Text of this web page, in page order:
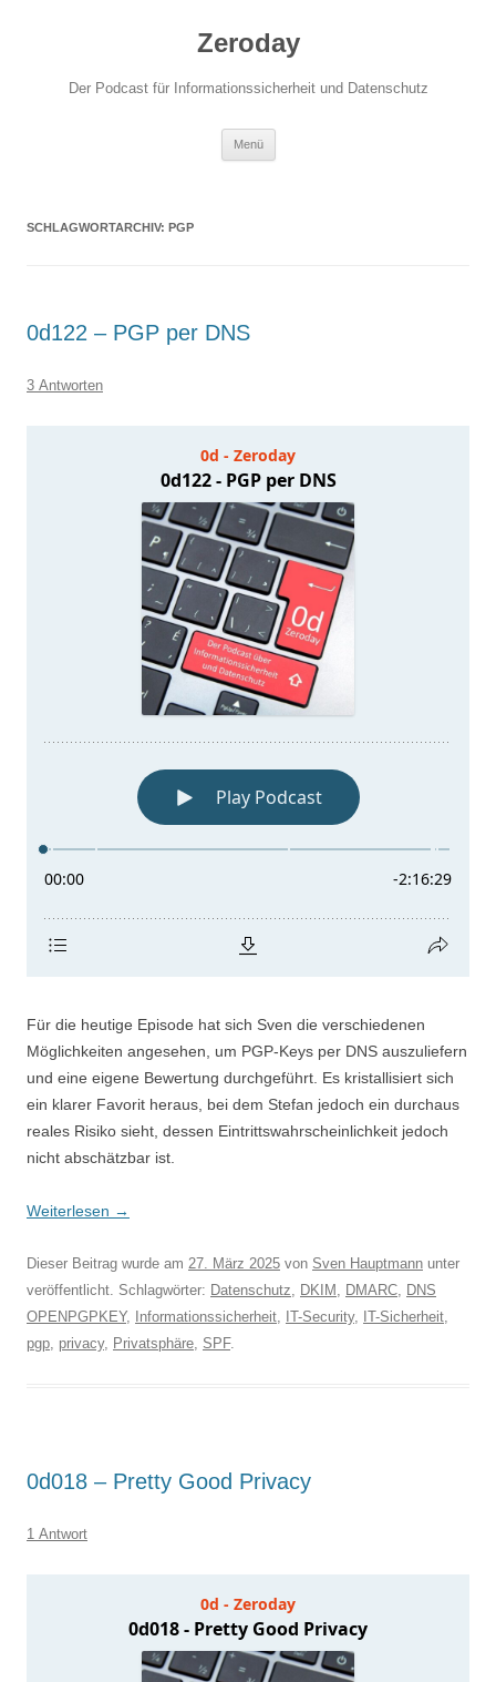
Zeroday
Der Podcast für Informationssicherheit und Datenschutz
Menü
SCHLAGWORTARCHIV: PGP
0d122 – PGP per DNS
3 Antworten
Für die heutige Episode hat sich Sven die verschiedenen
Möglichkeiten angesehen, um PGP-Keys per DNS auszuliefern
und eine eigene Bewertung durchgeführt. Es kristallisiert sich
ein klarer Favorit heraus, bei dem Stefan jedoch ein durchaus
reales Risiko sieht, dessen Eintrittswahrscheinlichkeit jedoch
nicht abschätzbar ist.
Weiterlesen →
Dieser Beitrag wurde am 27. März 2025 von Sven Hauptmann unter
veröffentlicht. Schlagwörter: Datenschutz, DKIM , DMARC, DNS
OPENPGPKEY, Informationssicherheit, IT-Security, IT-Sicherheit,
pgp, privacy, Privatsphäre, SPF.
0d018 – Pretty Good Privacy
1 Antwort